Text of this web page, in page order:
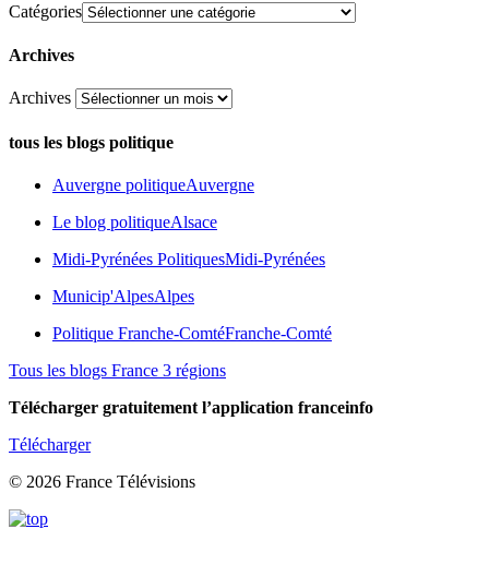
Catégories
Archives
Archives
tous les blogs politique
Auvergne politiqueAuvergne
Le blog politiqueAlsace
Midi-Pyrénées PolitiquesMidi-Pyrénées
Municip'AlpesAlpes
Politique Franche-ComtéFranche-Comté
Tous les blogs France 3 régions
Télécharger gratuitement l’application franceinfo
Télécharger
© 2026 France Télévisions